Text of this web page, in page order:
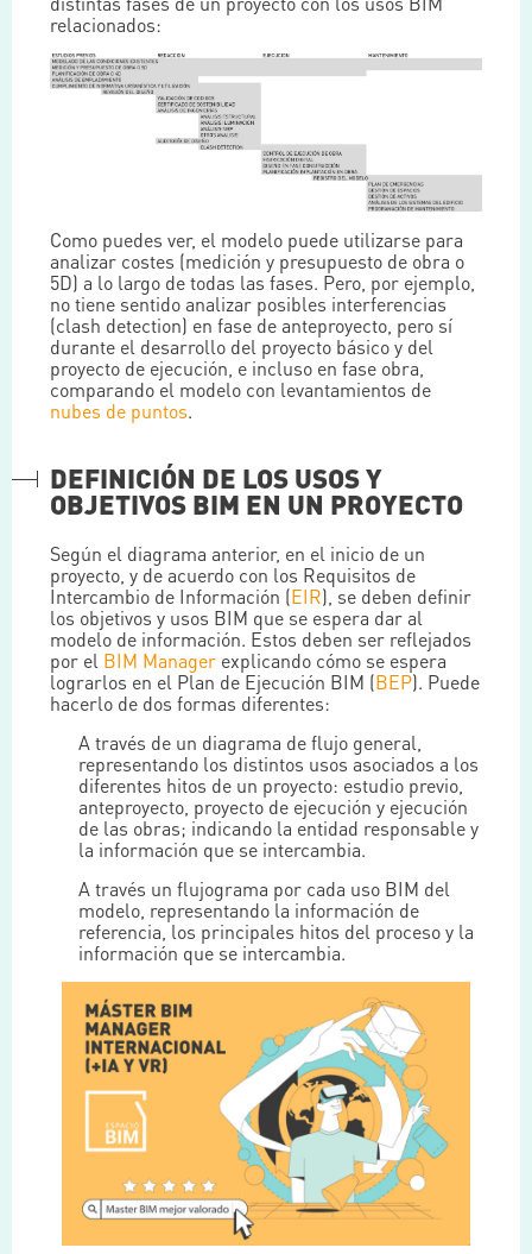
relacionados:
Como puedes ver, el modelo puede utilizarse para
analizar costes (medición y presupuesto de obra o
5D) a lo largo de todas las fases. Pero, por ejemplo,
no tiene sentido analizar posibles interferencias
(clash detection) en fase de anteproyecto, pero sí
durante el desarrollo del proyecto básico y del
proyecto de ejecución, e incluso en fase obra,
comparando el modelo con levantamientos de
nubes de puntos.
DEFINICIÓN DE LOS USOS Y
OBJETIVOS BIM EN UN PROYECTO
Según el diagrama anterior, en el inicio de un
proyecto, y de acuerdo con los Requisitos de
Intercambio de Información (EIR), se deben definir
los objetivos y usos BIM que se espera dar al
modelo de información. Estos deben ser reflejados
por el BIM Manager explicando cómo se espera
lograrlos en el Plan de Ejecución BIM (BEP). Puede
hacerlo de dos formas diferentes:
A través de un diagrama de flujo general,
representando los distintos usos asociados a los
diferentes hitos de un proyecto: estudio previo,
anteproyecto, proyecto de ejecución y ejecución
de las obras; indicando la entidad responsable y
la información que se intercambia.
A través un flujograma por cada uso BIM del
modelo, representando la información de
referencia, los principales hitos del proceso y la
información que se intercambia.